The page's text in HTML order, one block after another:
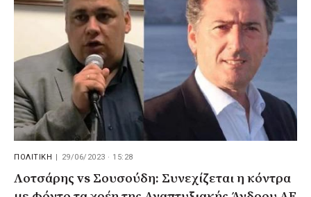
ΠΟΛΙΤΙΚΗ | 29/06/2023 · 15:28
Λοτσάρης vs Σουσούδη: Συνεχίζεται η κόντρα